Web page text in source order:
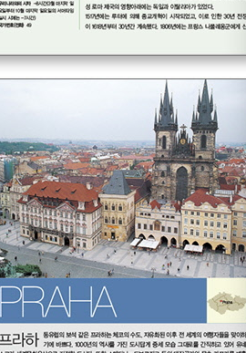
리
렌토
나
친퀘테레
노
나
네치아
네